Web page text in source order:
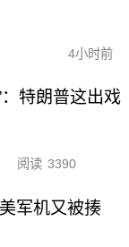
4小时前
：特朗普这出戏
阅读 3390
军机又被揍